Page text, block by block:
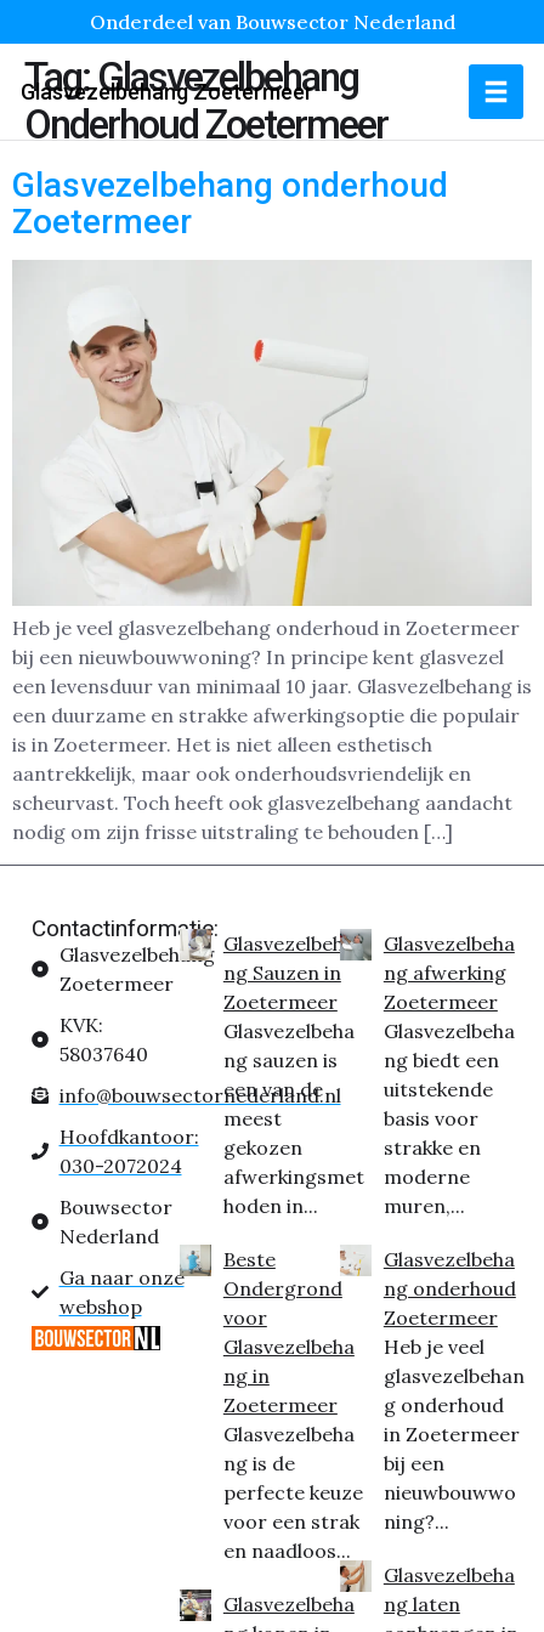
Onderdeel van Bouwsector Nederland
Glasvezelbehang Zoetermeer
Tag:Glasvezelbehang
Onderhoud Zoetermeer
Glasvezelbehang onderhoud
Zoetermeer
Heb je veel glasvezelbehang onderhoud in Zoetermeer
bij een nieuwbouwwoning? In principe kent glasvezel
een levensduur van minimaal 10 jaar. Glasvezelbehang is
een duurzame en strakke afwerkingsoptie die populair
is in Zoetermeer. Het is niet alleen esthetisch
aantrekkelijk, maar ook onderhoudsvriendelijk en
scheurvast. Toch heeft ook glasvezelbehang aandacht
nodig om zijn frisse uitstraling te behouden […]
Contactinformatie:
Glasvezelbehang
Zoetermeer
KVK:
58037640
info@bouwsectornederland.nl
Hoofdkantoor:
030-2072024
Bouwsector
Nederland
Ga naar onze
webshop
Glasvezelbeha
ng Sauzen in
Zoetermeer
Glasvezelbeha
ng sauzen is
een van de
meest
gekozen
afwerkingsmet
hoden in...
Beste
Ondergrond
voor
Glasvezelbeha
ng in
Zoetermeer
Glasvezelbeha
ng is de
perfecte keuze
voor een strak
en naadloos...
Glasvezelbeha
Glasvezelbeha
ng afwerking
Zoetermeer
Glasvezelbeha
ng biedt een
uitstekende
basis voor
strakke en
moderne
muren,...
Glasvezelbeha
ng onderhoud
Zoetermeer
Heb je veel
glasvezelbehan
g onderhoud
in Zoetermeer
bij een
nieuwbouwwo
ning?...
Glasvezelbeha
ng laten